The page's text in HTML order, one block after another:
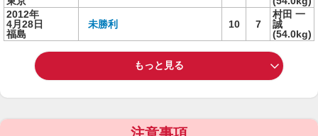
2012年
4月28日
福島
未勝利 10 7
村田 一
誠
(54.0kg)
もっと見る